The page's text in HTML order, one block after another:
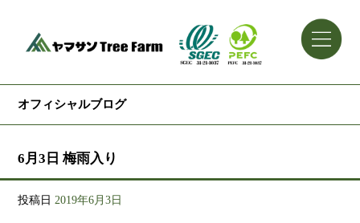
オフィシャルブログ
6月3日 梅雨入り
投稿日 2019年6月3日